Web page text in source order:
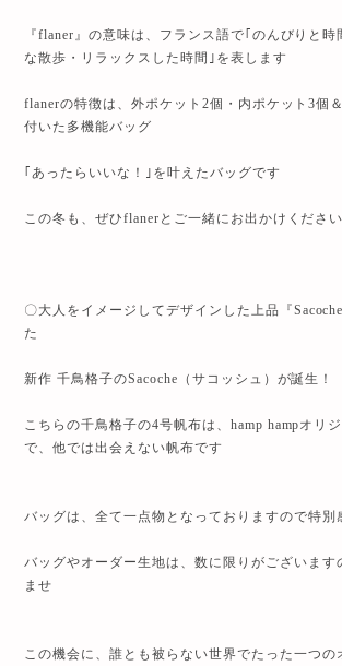
『flaner』の意味は、フランス語で｢のんびりと時
な散歩・リラックスした時間｣を表します
flanerの特徴は、外ポケット2個・内ポケット3個
付いた多機能バッグ
｢あったらいいな！｣を叶えたバッグです
この冬も、ぜひflanerとご一緒にお出かけください
〇大人をイメージしてデザインした上品『
た
新作 千鳥格子のSacoche（サコッシュ）が誕生！
こちらの千鳥格子の4号帆布は、hamp hampオリ
で、他では出会えない帆布です
バッグは、全て一点物となっておりますので特別
バッグやオーダー生地は、数に限りがございます
ませ
この機会に、誰とも被らない世界でたった一つの